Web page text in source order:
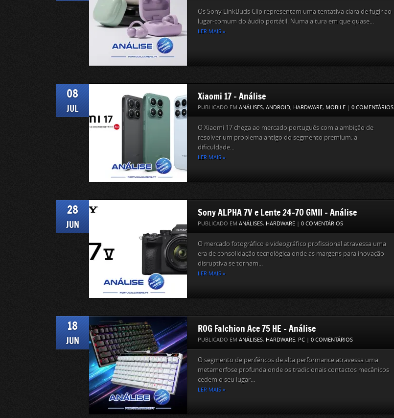
Os Sony LinkBuds Clip representam uma tentativa clara de fugir ao
lugar-comum do áudio portátil. Numa altura em que quase...
LER MAIS »
08
JUL
Xiaomi 17 – Análise
PUBLICADO EM ANÁLISES, ANDROID, HARDWARE, MOBILE | 0 COMENTÁRIOS
O Xiaomi 17 chega ao mercado português com a ambição de
resolver um problema antigo do segmento premium: a
dificuldade...
LER MAIS »
28
JUN
Sony ALPHA 7V e Lente 24-70 GMII – Análise
PUBLICADO EM ANÁLISES, HARDWARE | 0 COMENTÁRIOS
O mercado fotográfico e videográfico profissional atravessa uma
era de consolidação tecnológica onde as margens para inovação
disruptiva se tornam...
LER MAIS »
18
JUN
ROG Falchion Ace 75 HE – Análise
PUBLICADO EM ANÁLISES, HARDWARE, PC | 0 COMENTÁRIOS
O segmento de periféricos de alta performance atravessa uma
metamorfose profunda onde os tradicionais contactos mecânicos
cedem o seu lugar...
LER MAIS »